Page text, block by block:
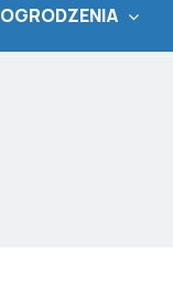
OGRODZENIA